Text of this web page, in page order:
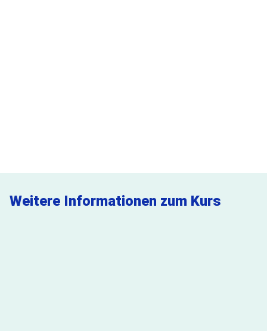
Weitere Informationen zum Kurs